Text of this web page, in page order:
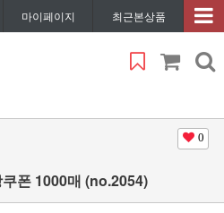
마이페이지 최근본상품
0
폰 1000매 (no.2054)